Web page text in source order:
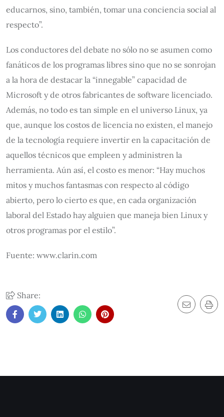
educarnos, sino, también, tomar una conciencia social al
respecto”.
Los conductores del debate no sólo no se asumen como
fanáticos de los programas libres sino que no se sonrojan
a la hora de destacar la “innegable” capacidad de
Microsoft y de otros fabricantes de software licenciado.
Además, no todo es tan simple en el universo Linux, ya
que, aunque los costos de licencia no existen, el manejo
de la tecnología requiere invertir en la capacitación de
aquellos técnicos que empleen y administren la
herramienta. Aún así, el costo es menor: “Hay muchos
mitos y muchos fantasmas con respecto al código
abierto, pero lo cierto es que, en cada organización
laboral del Estado hay alguien que maneja bien Linux y
otros programas por el estilo”.
Fuente: www.clarin.com
Share: